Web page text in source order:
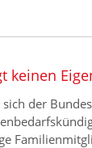
keinen
der